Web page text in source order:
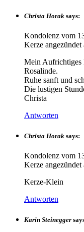
Christa Horak says:
Kondolenz vom
Kerze angezündet
Mein Aufrichtiges
Rosalinde.
Ruhe sanft und
Die lustigen
Christa
Antworten
Christa Horak says:
Kondolenz vom
Kerze angezündet
Kerze-Klein
Antworten
Karin Steinegger